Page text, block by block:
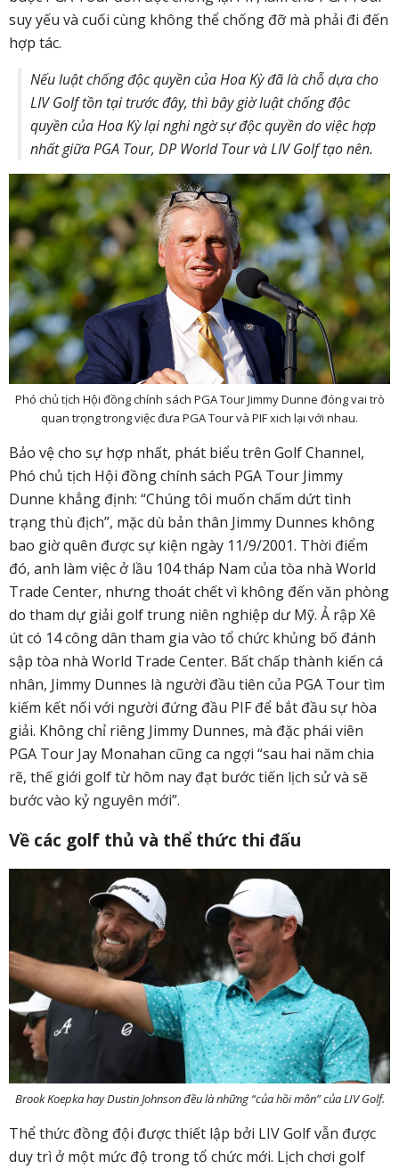
suy yếu và cuối cùng không thể chống đỡ mà phải đi đến
hợp tác.
Nếu luật chống độc quyền của Hoa Kỳ đã là chỗ dựa cho
LIV Golf tồn tại trước đây, thì bây giờ luật chống độc
quyền của Hoa Kỳ lại nghi ngờ sự độc quyền do việc hợp
nhất giữa PGA Tour, DP World Tour và LIV Golf tạo nên.
Phó chủ tịch Hội đồng chính sách PGA Tour Jimmy Dunne đóng vai trò
quan trọng trong việc đưa PGA Tour và PIF xich lại với nhau.
Bảo vệ cho sự hợp nhất, phát biểu trên Golf Channel,
Phó chủ tịch Hội đồng chính sách PGA Tour Jimmy
Dunne khẳng định: “Chúng tôi muốn chấm dứt tình
trạng thù địch”, mặc dù bản thân Jimmy Dunnes không
bao giờ quên được sự kiện ngày 11/9/2001. Thời điểm
đó, anh làm việc ở lầu 104 tháp Nam của tòa nhà World
Trade Center, nhưng thoát chết vì không đến văn phòng
do tham dự giải golf trung niên nghiệp dư Mỹ. Ả rập Xê
út có 14 công dân tham gia vào tổ chức khủng bố đánh
sập tòa nhà World Trade Center. Bất chấp thành kiến cá
nhân, Jimmy Dunnes là người đầu tiên của PGA Tour tìm
kiếm kết nối với người đứng đầu PIF để bắt đầu sự hòa
giải. Không chỉ riêng Jimmy Dunnes, mà đặc phái viên
PGA Tour Jay Monahan cũng ca ngợi “sau hai năm chia
rẽ, thế giới golf từ hôm nay đạt bước tiến lịch sử và sẽ
bước vào kỷ nguyên mới”.
Về các golf thủ và thể thức thi đấu
Brook Koepka hay Dustin Johnson đều là những “của hồi môn” của LIV Golf.
Thể thức đồng đội được thiết lập bởi LIV Golf vẫn được
duy trì ở một mức độ trong tổ chức mới. Lịch chơi golf